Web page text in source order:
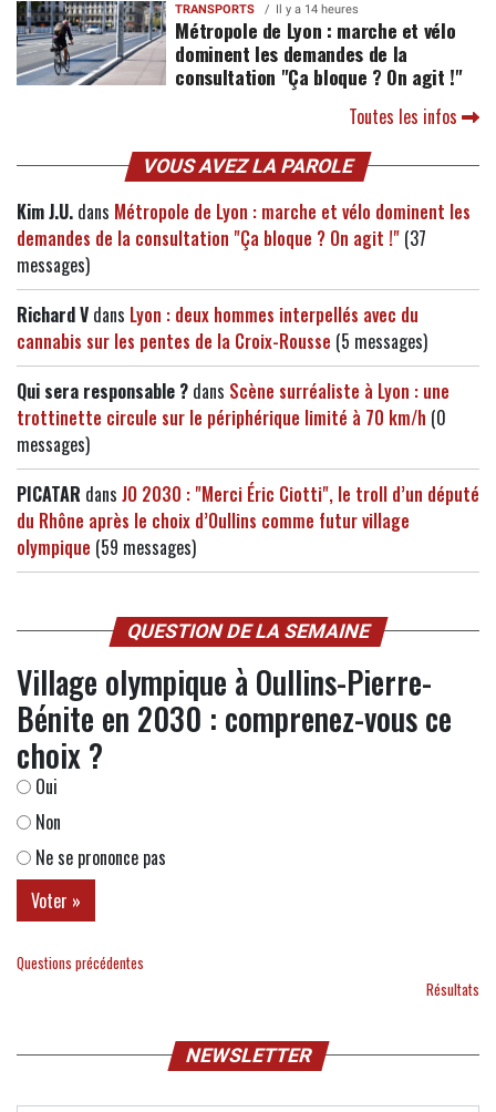
TRANSPORTS Il y a 14 heures
Métropole de Lyon : marche et vélo
dominent les demandes de la
consultation "Ça bloque ? On agit !"
Toutes les infos
VOUS AVEZ LA PAROLE
Kim J.U. dans Métropole de Lyon : marche et vélo dominent les
demandes de la consultation "Ça bloque ? On agit !" (37
messages)
Richard V dans Lyon : deux hommes interpellés avec du
cannabis sur les pentes de la Croix-Rousse (5 messages)
Qui sera responsable ? dans Scène surréaliste à Lyon : une
trottinette circule sur le périphérique limité à 70 km/h (0
messages)
PICATAR dans JO 2030 : "Merci Éric Ciotti", le troll d’un député
du Rhône après le choix d’Oullins comme futur village
olympique (59 messages)
QUESTION DE LA SEMAINE
Village olympique à Oullins-Pierre-
Bénite en 2030 : comprenez-vous ce
choix ?
Oui
Non
Ne se prononce pas
Questions précédentes
Résultats
NEWSLETTER